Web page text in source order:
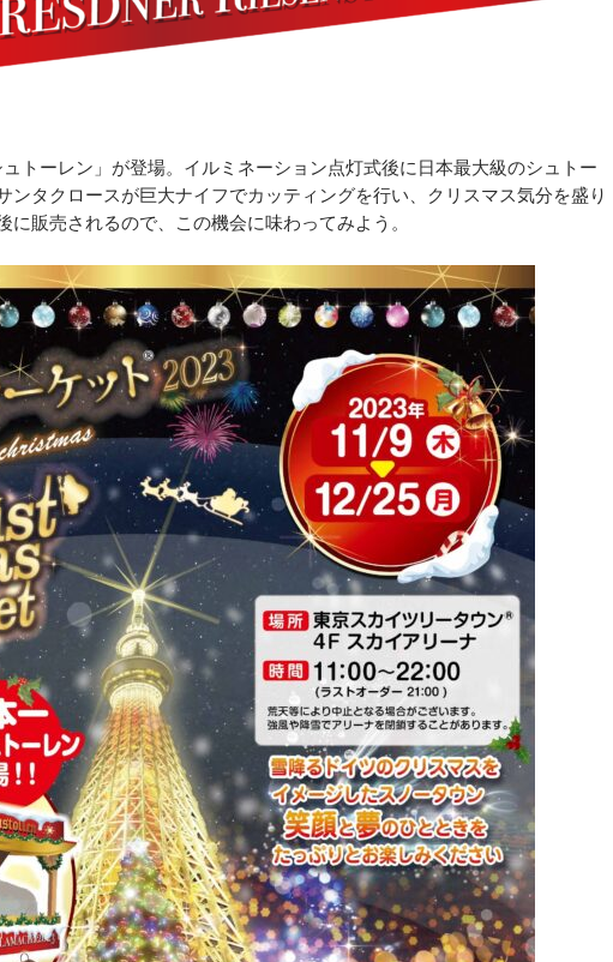
トーレン」が登場。イルミネーション点灯式後に日本最大級のシュトー
ンタクロースが巨大ナイフでカッティングを行い、クリスマス気分を盛り
に販売されるので、この機会に味わってみよう。